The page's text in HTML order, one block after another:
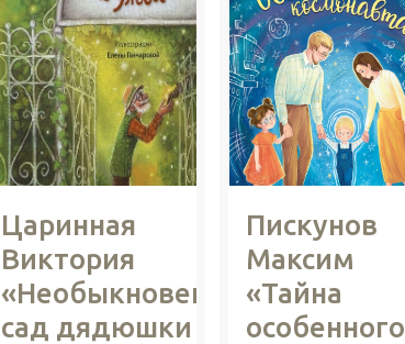
Царинная
Виктория
«Необыкновенный
сад дядюшки
Пискунов
Максим
«Тайна
особенного